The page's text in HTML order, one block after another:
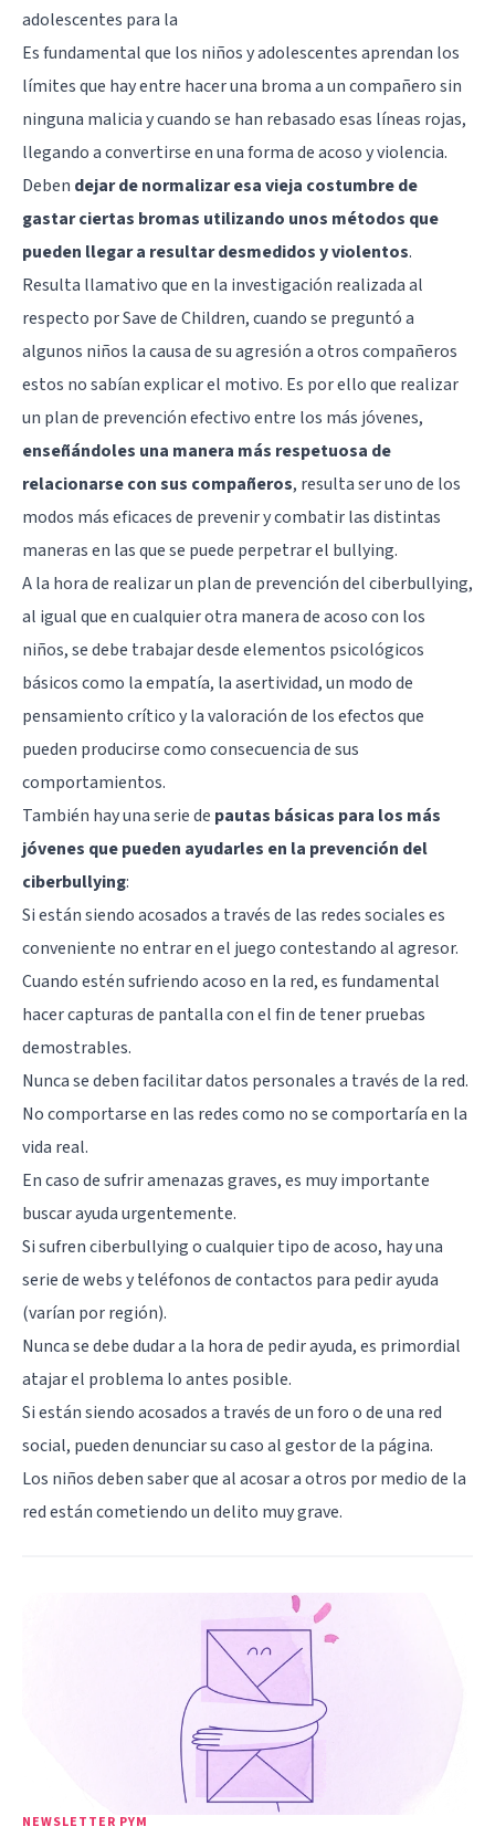
adolescentes para la
Es fundamental que los niños y adolescentes aprendan los
límites que hay entre hacer una broma a un compañero sin
ninguna malicia y cuando se han rebasado esas líneas rojas,
llegando a convertirse en una forma de acoso y violencia.
Deben dejar de normalizar esa vieja costumbre de
gastar ciertas bromas utilizando unos métodos que
pueden llegar a resultar desmedidos y violentos.
Resulta llamativo que en la investigación realizada al
respecto por Save de Children, cuando se preguntó a
algunos niños la causa de su agresión a otros compañeros
estos no sabían explicar el motivo. Es por ello que realizar
un plan de prevención efectivo entre los más jóvenes,
enseñándoles una manera más respetuosa de
relacionarse con sus compañeros, resulta ser uno de los
modos más eficaces de prevenir y combatir las distintas
maneras en las que se puede perpetrar el bullying.
A la hora de realizar un plan de prevención del ciberbullying,
al igual que en cualquier otra manera de acoso con los
niños, se debe trabajar desde elementos psicológicos
básicos como laempatía, laasertividad, un modo de
pensamiento crítico y la valoración de los efectos que
pueden producirse como consecuencia de sus
comportamientos.
También hay una serie de pautas básicas para los más
jóvenes que pueden ayudarles en la prevención del
ciberbullying:
Si están siendo acosados a través de las redes sociales es
conveniente no entrar en el juego contestando al agresor.
Cuando estén sufriendo acoso en la red, es fundamental
hacer capturas de pantalla con el fin de tener pruebas
demostrables.
Nunca se deben facilitar datos personales a través de la red.
No comportarse en las redes como no se comportaría en la
vida real.
En caso de sufrir amenazas graves, es muy importante
buscar ayuda urgentemente.
Si sufren ciberbullying o cualquier tipo de acoso, hay una
serie de webs y teléfonos de contactos para pedir ayuda
(varían por región).
Nunca se debe dudar a la hora de pedir ayuda, es primordial
atajar el problema lo antes posible.
Si están siendo acosados a través de un foro o de una red
social, pueden denunciar su caso al gestor de la página.
Los niños deben saber que al acosar a otros por medio de la
red están cometiendo un delito muy grave.
NEWSLETTER PYM